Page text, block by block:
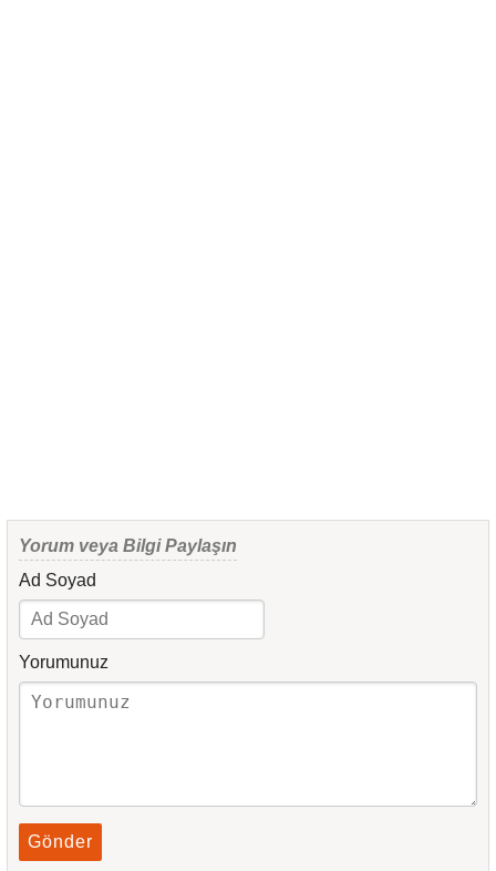
Yorum veya Bilgi Paylaşın
Ad Soyad
Yorumunuz
Gönder